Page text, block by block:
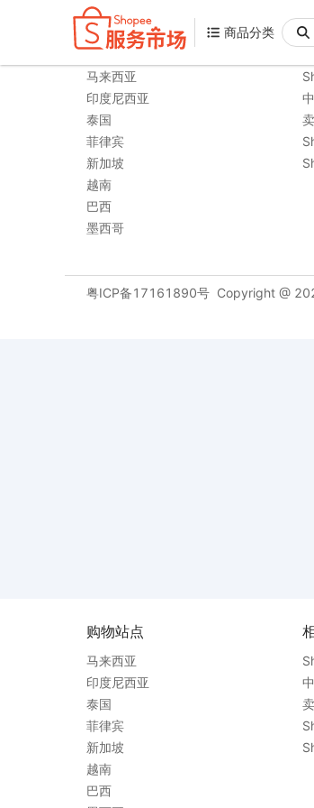
商品分类
商品分类
购物站点
马来西亚
印度尼西亚
泰国
菲律宾
新加坡
越南
巴西
墨西哥
粤ICP备17161890号 Copyright @
购物站点
马来西亚
印度尼西亚
泰国
菲律宾
新加坡
越南
巴西